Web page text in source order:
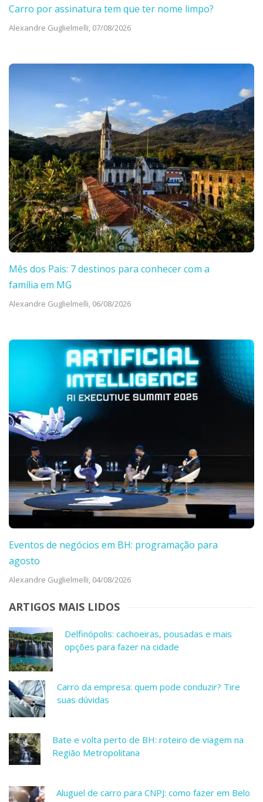
Carro por assinatura tem que ter nome limpo?
Alexandre Guglielmelli, 07/08/2026
Mês dos Pais: 7 destinos para conhecer com a
família em MG
Alexandre Guglielmelli, 06/08/2026
Eventos de negócios em BH: programação para
agosto
Alexandre Guglielmelli, 04/08/2026
ARTIGOS MAIS LIDOS
Delfinópolis: cachoeiras, pousadas e mais
opções para fazer na cidade
Carro da empresa: quem pode conduzir? Tire
suas dúvidas
Bate e volta perto de BH: roteiro de viagem na
Região Metropolitana
Aluguel de carro para CNPJ: como fazer em Belo